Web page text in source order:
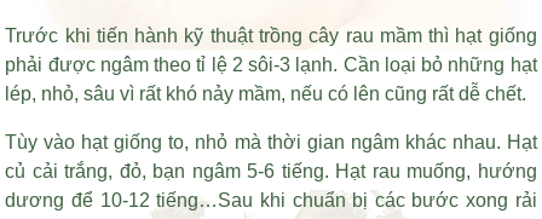
Trước khi tiến hành kỹ thuật trồng cây rau mầm thì hạt giống
phải được ngâm theo tỉ lệ 2 sôi-3 lạnh. Cần loại bỏ những hạt
lép, nhỏ, sâu vì rất khó nảy mầm, nếu có lên cũng rất dễ chết.
Tùy vào hạt giống to, nhỏ mà thời gian ngâm khác nhau. Hạt
củ cải trắng, đỏ, bạn ngâm 5-6 tiếng. Hạt rau muống, hướng
dương để 10-12 tiếng…Sau khi chuẩn bị các bước xong rải